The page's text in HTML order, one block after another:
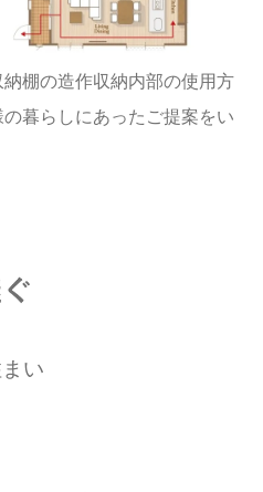
棚の造作収納内部の使用方
暮らしにあったご提案をい
い